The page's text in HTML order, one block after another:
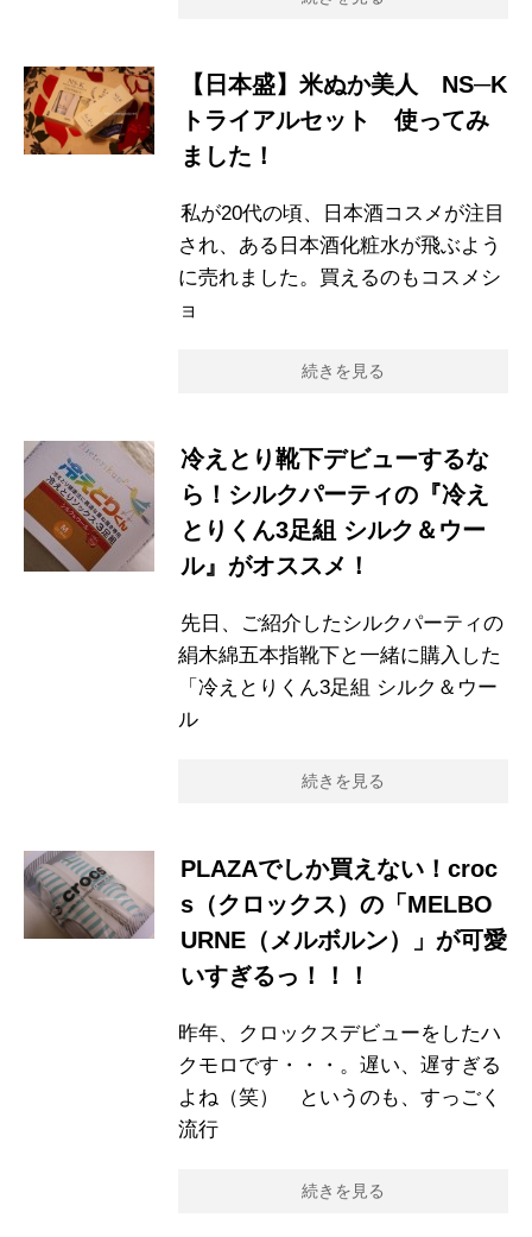
【日本盛】米ぬか美人 NS─K
トライアルセット 使ってみ
ました！
私が20代の頃、日本酒コスメが注目
され、ある日本酒化粧水が飛ぶよう
に売れました。買えるのもコスメシ
ョ
続きを見る
冷えとり靴下デビューするな
ら！シルクパーティの『冷え
とりくん3足組 シルク＆ウー
ル』がオススメ！
先日、ご紹介したシルクパーティの
絹木綿五本指靴下と一緒に購入した
「冷えとりくん3足組 シルク＆ウー
ル
続きを見る
PLAZAでしか買えない！croc
s（クロックス）の「MELBO
URNE（メルボルン）」が可愛
いすぎるっ！！！
昨年、クロックスデビューをしたハ
クモロです・・・。遅い、遅すぎる
よね（笑） というのも、すっごく
流行
続きを見る